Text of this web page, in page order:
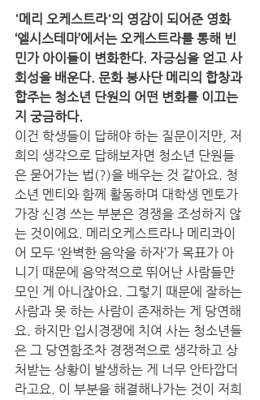
'메리 오케스트라'의 영감이 되어준 영화
‘엘시스테마’에서는 오케스트라를 통해 빈
민가 아이들이 변화한다. 자긍심을 얻고 사
회성을 배운다. 문화 봉사단 메리의 합창과
합주는 청소년 단원의 어떤 변화를 이끄는
지 궁금하다.
이건 학생들이 답해야 하는 질문이지만, 저
희의 생각으로 답해보자면 청소년 단원들
은 묻어가는 법(?)을 배우는 것 같아요. 청
소년 멘티와 함께 활동하며 대학생 멘토가
가장 신경 쓰는 부분은 경쟁을 조성하지 않
는 것이에요. 메리오케스트라나 메리콰이
어 모두 ‘완벽한 음악을 하자’가 목표가 아
니기 때문에 음악적으로 뛰어난 사람들만
모인 게 아니잖아요. 그렇기 때문에 잘하는
사람과 못 하는 사람이 존재하는 게 당연해
요. 하지만 입시경쟁에 치여 사는 청소년들
은 그 당연함조차 경쟁적으로 생각하고 상
처받는 상황이 발생하는 게 너무 안타깝더
라고요. 이 부분을 해결해나가는 것이 저희